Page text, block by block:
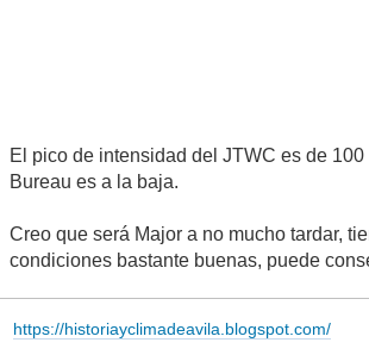
El pico de intensidad del JTWC es de 100
Bureau es a la baja.
Creo que será Major a no mucho tardar,
condiciones bastante buenas, puede
https://historiayclimadeavila.blogspot.com/